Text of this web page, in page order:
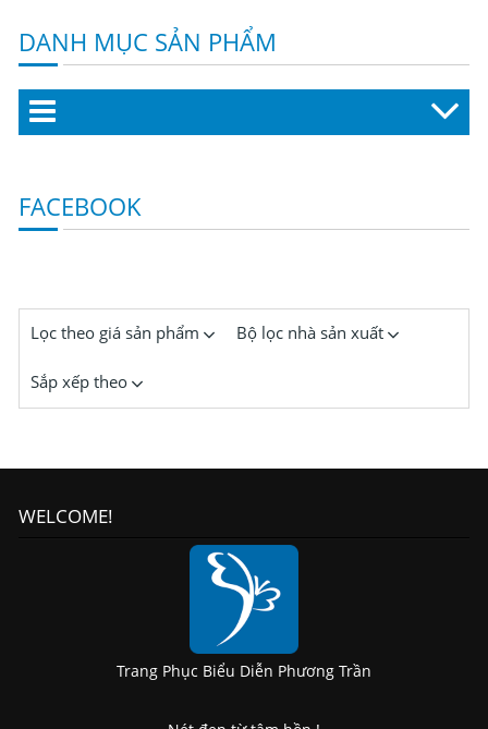
DANH MỤC SẢN PHẨM
FACEBOOK
Lọc theo giá sản phẩm Bộ lọc nhà sản xuất
Sắp xếp theo
WELCOME!
Trang Phục Biểu Diễn Phương Trần